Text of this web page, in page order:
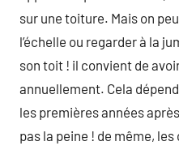
sur une toiture. Mais on
l’échelle ou regarder à la
son toit ! il convient de
annuellement. Cela
les premières années
pas la peine ! de même,